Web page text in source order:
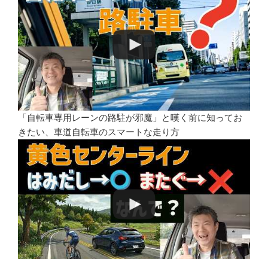
「自転車専用レーンの路駐が邪魔」と嘆く前に知ってお
きたい、車道自転車のスマートな走り方